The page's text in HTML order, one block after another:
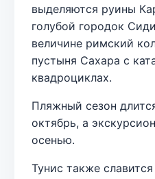
выделяются руины
голубой городок
величине римский
пустыня Сахара с
квадроциклах.
Пляжный сезон
октябрь, а
осенью.
Тунис также